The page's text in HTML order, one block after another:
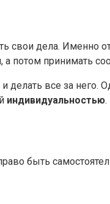
свои дела. Именно
а потом принимать
и делать все за
индивидуальностью.
быть